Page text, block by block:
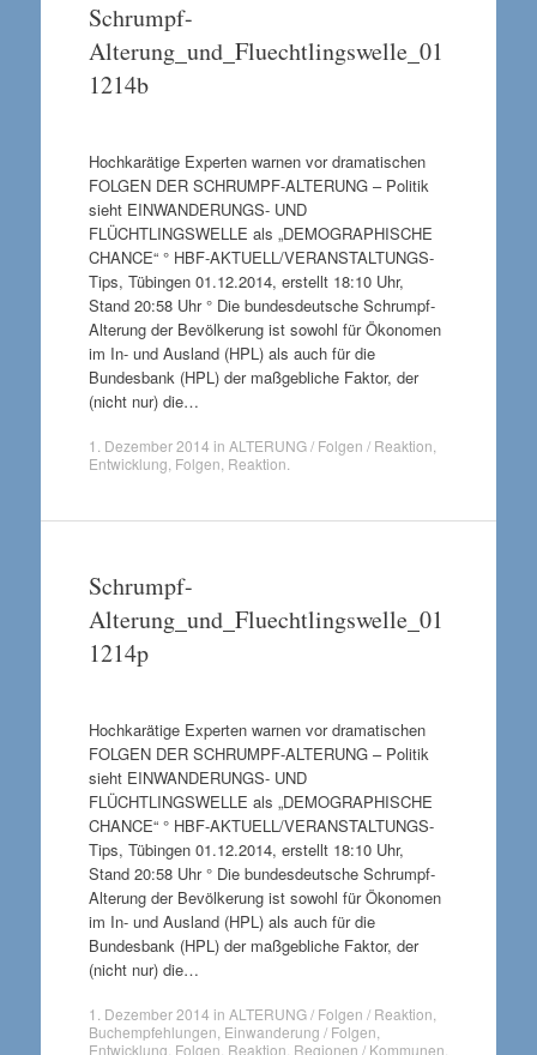
Schrumpf-
Alterung_und_Fluechtlingswelle_01
1214b
Hochkarätige Experten warnen vor dramatischen
FOLGEN DER SCHRUMPF-ALTERUNG – Politik
sieht EINWANDERUNGS- UND
FLÜCHTLINGSWELLE als „DEMOGRAPHISCHE
CHANCE“ ° HBF-AKTUELL/VERANSTALTUNGS-
Tips, Tübingen 01.12.2014, erstellt 18:10 Uhr,
Stand 20:58 Uhr ° Die bundesdeutsche Schrumpf-
Alterung der Bevölkerung ist sowohl für Ökonomen
im In- und Ausland (HPL) als auch für die
Bundesbank (HPL) der maßgebliche Faktor, der
(nicht nur) die…
1. Dezember 2014 in ALTERUNG / Folgen / Reaktion
Entwicklung Folgen Reaktion
Schrumpf-
Alterung_und_Fluechtlingswelle_01
1214p
Hochkarätige Experten warnen vor dramatischen
FOLGEN DER SCHRUMPF-ALTERUNG – Politik
sieht EINWANDERUNGS- UND
FLÜCHTLINGSWELLE als „DEMOGRAPHISCHE
CHANCE“ ° HBF-AKTUELL/VERANSTALTUNGS-
Tips, Tübingen 01.12.2014, erstellt 18:10 Uhr,
Stand 20:58 Uhr ° Die bundesdeutsche Schrumpf-
Alterung der Bevölkerung ist sowohl für Ökonomen
im In- und Ausland (HPL) als auch für die
Bundesbank (HPL) der maßgebliche Faktor, der
(nicht nur) die…
1. Dezember 2014 in ALTERUNG / Folgen / Reaktion
Buchempfehlungen Einwanderung / Folgen
Entwicklung Folgen Reaktion Regionen / Kommunen